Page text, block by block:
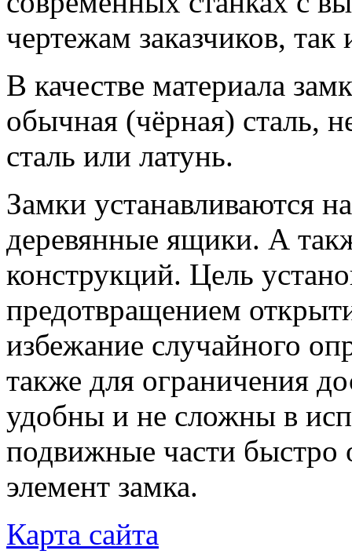
чертежам заказчиков,
В качестве материала
обычная (чёрная) сталь,
сталь или латунь.
Замки устанавливаются
деревянные ящики. А
конструкций. Цель
предотвращением
избежание случайного
также для ограничения
удобны и не сложны в
подвижные части быстро
элемент замка.
Карта сайта